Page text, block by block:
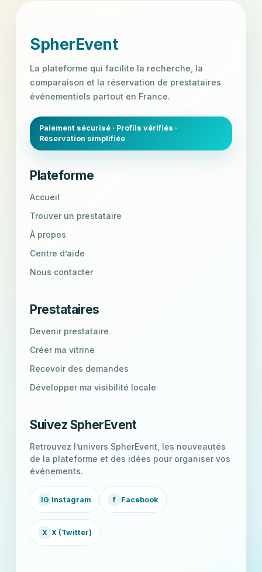
SpherEvent
La plateforme qui facilite la recherche, la
comparaison et la réservation de prestataires
événementiels partout en France.
Paiement sécurisé · Profils vérifiés ·
Réservation simplifiée
Plateforme
Accueil
Trouver un prestataire
À propos
Centre d’aide
Nous contacter
Prestataires
Devenir prestataire
Créer ma vitrine
Recevoir des demandes
Développer ma visibilité locale
Suivez SpherEvent
Retrouvez l’univers SpherEvent, les nouveautés
de la plateforme et des idées pour organiser vos
événements.
IG Instagram f Facebook
X X (Twitter)